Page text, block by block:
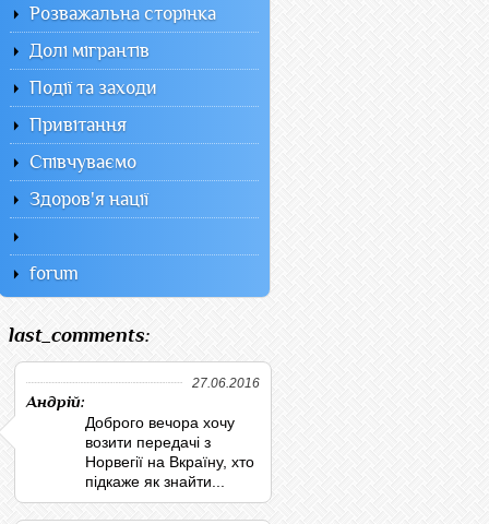
Розважальна сторінка
Долі мігрантів
Події та заходи
Привітання
Співчуваємо
Здоров'я нації
forum
last_comments:
27.06.2016
Андрій:
Доброго вечора хочу
возити передачі з
Норвегії на Вкраїну, хто
підкаже як знайти...